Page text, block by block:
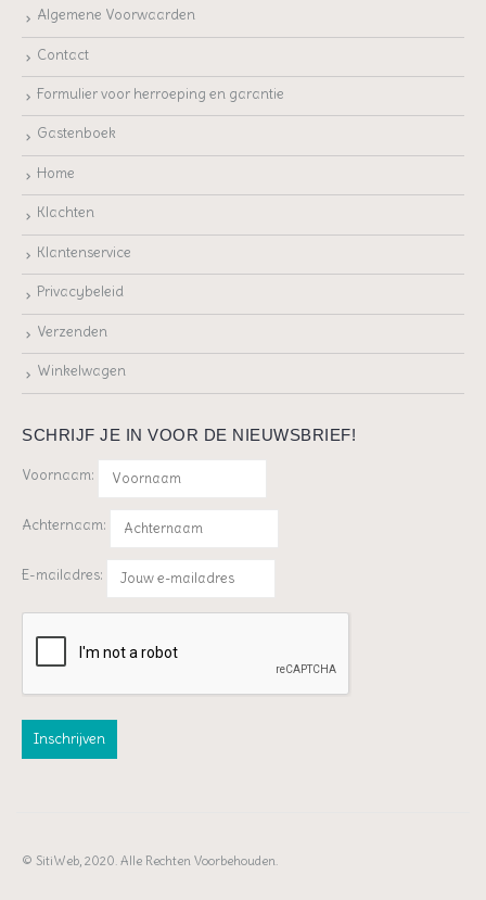
Algemene Voorwaarden
Contact
Formulier voor herroeping en garantie
Gastenboek
Home
Klachten
Klantenservice
Privacybeleid
Verzenden
Winkelwagen
SCHRIJF JE IN VOOR DE NIEUWSBRIEF!
Voornaam:
Achternaam:
E-mailadres:
© SitiWeb, 2020. Alle Rechten Voorbehouden.